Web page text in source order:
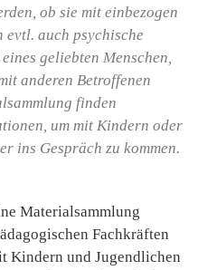
ob sie mit einbezogen
evtl. auch psychische
geliebten Menschen,
anderen Betroffenen
finden
um mit Kindern oder
ins Gespräch zu kommen.
Materialsammlung
Fachkräften
Kindern und Jugendlichen